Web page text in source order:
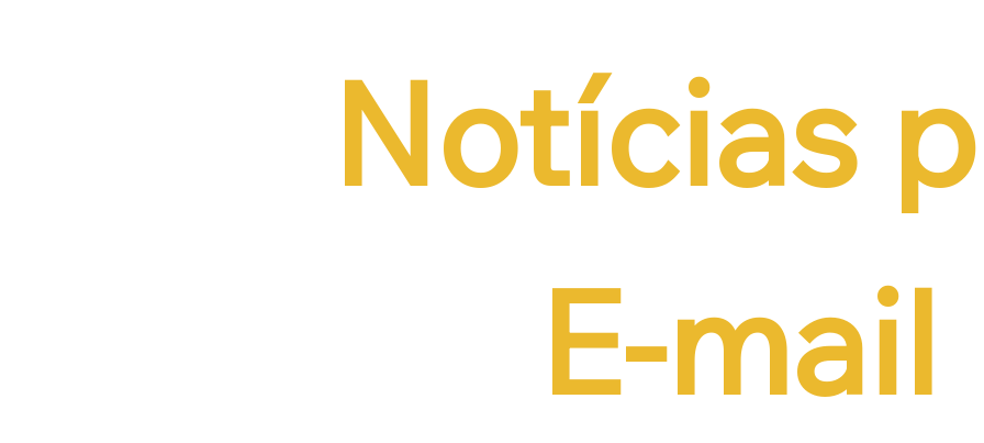
Notícias
E-mail